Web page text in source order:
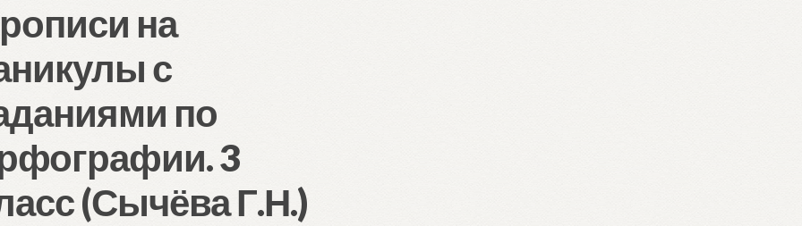
на
с
по
3
(Сычёва Г.Н.)